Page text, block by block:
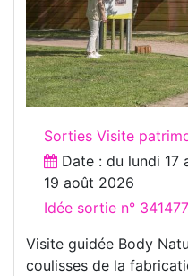
Sorties Visite
Date : du lundi 17
19 août 2026
Idée sortie n° 341477
Visite guidée Body
coulisses de la